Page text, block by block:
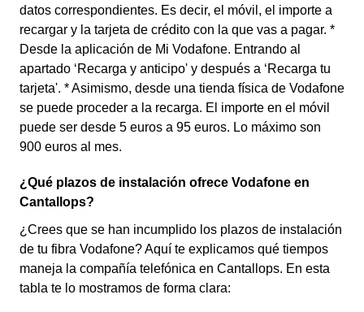
datos correspondientes. Es decir, el móvil, el importe a
recargar y la tarjeta de crédito con la que vas a pagar. *
Desde la aplicación de Mi Vodafone. Entrando al
apartado ‘Recarga y anticipo' y después a ‘Recarga tu
tarjeta'. * Asimismo, desde una tienda física de Vodafone
se puede proceder a la recarga. El importe en el móvil
puede ser desde 5 euros a 95 euros. Lo máximo son
900 euros al mes.
¿Qué plazos de instalación ofrece Vodafone en
Cantallops?
¿Crees que se han incumplido los plazos de instalación
de tu fibra Vodafone? Aquí te explicamos qué tiempos
maneja la compañía telefónica en Cantallops. En esta
tabla te lo mostramos de forma clara: